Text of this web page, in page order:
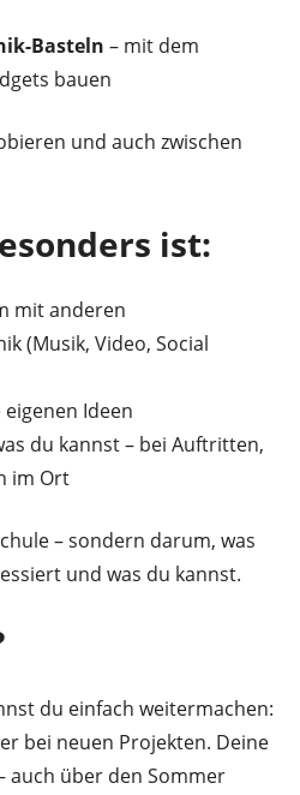
Basteln – mit dem
bauen
und auch zwischen
ist:
mit anderen
(Musik, Video, Social
Ideen
du kannst – bei Auftritten,
im Ort
– sondern darum, was
und was du kannst.
du einfach weitermachen:
bei neuen Projekten. Deine
auch über den Sommer